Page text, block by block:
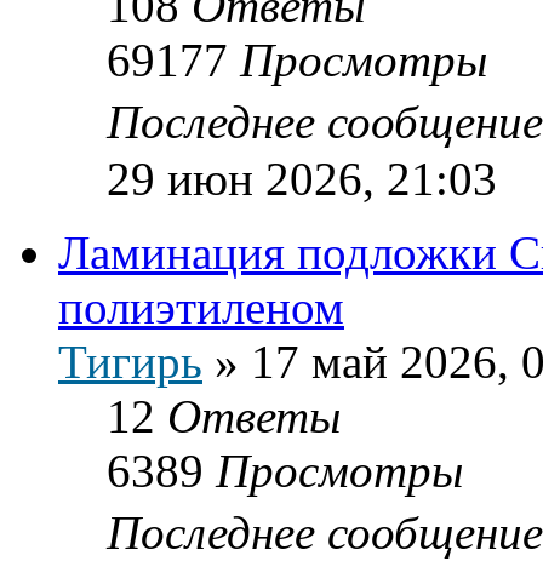
69177 Просмотры
Последнее
29 июн 2026, 21:03
Ламинация подложки
полиэтиленом
Тигирь » 17 май 2026,
12 Ответы
6389 Просмотры
Последнее